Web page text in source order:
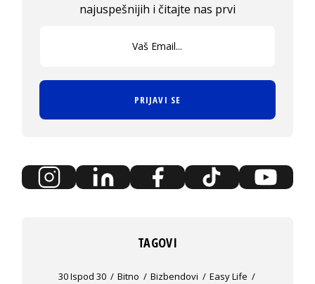
najuspešnijih i čitajte nas prvi
PRIJAVI SE
TAGOVI
30 Ispod 30 Bitno Bizbendovi
Easy Life